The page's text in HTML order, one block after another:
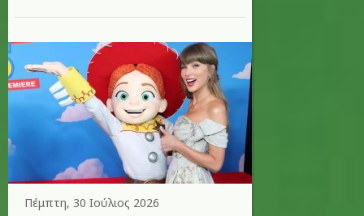
Πέμπτη, 30 Ιούλιος 2026